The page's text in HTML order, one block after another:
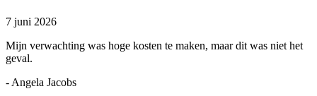
7 juni 2026
Mijn verwachting was hoge kosten te maken, maar dit was niet het
geval.
- Angela Jacobs